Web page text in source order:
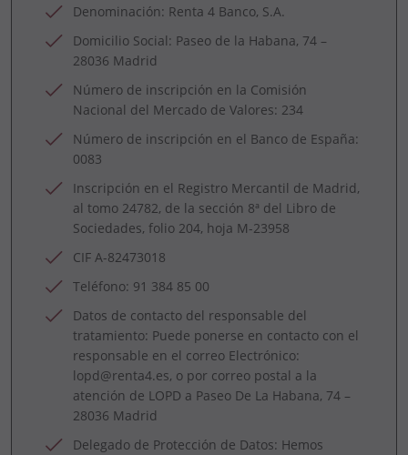
Denominación: Renta 4 Banco, S.A.
Domicilio Social: Paseo de la Habana, 74 –
28036 Madrid
Número de inscripción en la Comisión
Nacional del Mercado de Valores: 234
Número de inscripción en el Banco de España:
0083
Inscripción en el Registro Mercantil de Madrid,
al tomo 24782, de la sección 8ª del Libro de
Sociedades, folio 204, hoja M-23958
CIF A-82473018
Teléfono: 91 384 85 00
Datos de contacto del responsable del
tratamiento: Puede ponerse en contacto con el
responsable en el correo Electrónico:
lopd@renta4.es, o por correo postal a la
atención de LOPD a Paseo De La Habana, 74 –
28036 Madrid
Delegado de Protección de Datos: Hemos